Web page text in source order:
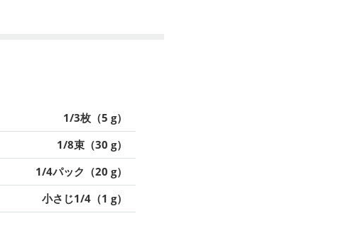
1/3枚（5 g）
1/8束（30 g）
1/4パック（20 g）
小さじ1/4（1 g）